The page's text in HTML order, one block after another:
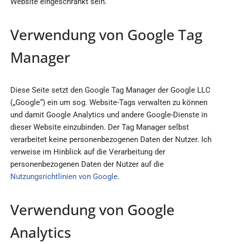
Verwendung von Google Tag
Manager
Diese Seite setzt den Google Tag Manager der Google LLC
(„Google“) ein um sog. Website-Tags verwalten zu können
und damit Google Analytics und andere Google-Dienste in
dieser Website einzubinden. Der Tag Manager selbst
verarbeitet keine personenbezogenen Daten der Nutzer. Ich
verweise im Hinblick auf die Verarbeitung der
personenbezogenen Daten der Nutzer auf die
Nutzungsrichtlinien von Google.
Verwendung von Google
Analytics